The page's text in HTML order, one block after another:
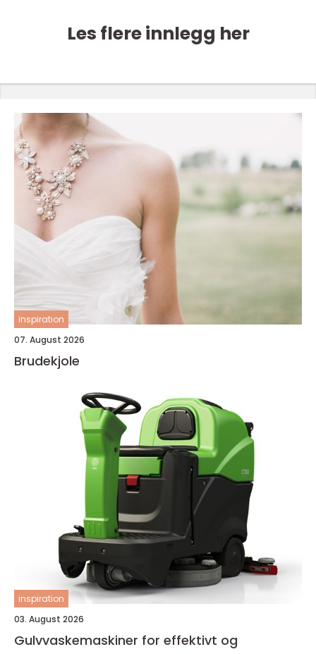
Les flere innlegg her
inspiration
07. August 2026
Brudekjole
inspiration
03. August 2026
Gulvvaskemaskiner for effektivt og